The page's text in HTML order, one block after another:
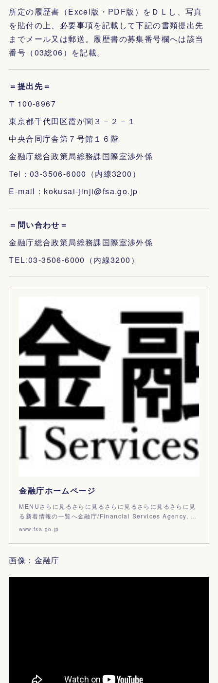
所定の履歴書（Excel版・PDF版）をＤＬし、写真
を貼付の上、必要事項を記載して下記の書類提出先
までメール又は郵送。履歴書の募集番号欄へは該当
番号（03総06）を記載。
＝提出先＝
〒100-8967
東京都千代田区霞が関３－２－１
中央合同庁舎第７号館１６階
金融庁総合政策局総務課国際室渉外係
Tel：03-3506-6000（内線3200）
E-mail：kokusai-jinji@fsa.go.jp
＝問い合わせ＝
金融庁総合政策局総務課国際室渉外係
TEL:03-3506-6000（内線3200）
金融庁ホームページ
MENUさらに見るさらに見るさらに見るさらに見るさらに見
る新着情報の一覧へ金融庁/Financial Services Agency, …
www.fsa.go.jp
画像：金融庁